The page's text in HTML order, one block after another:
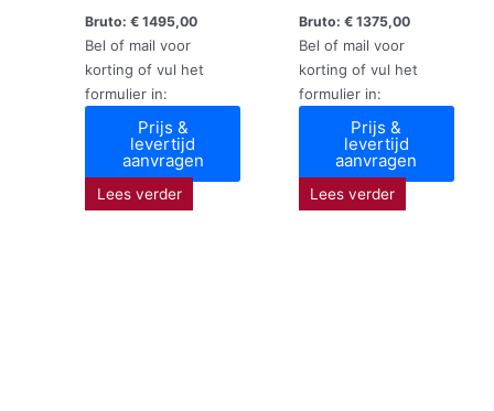
Bruto:€ 1495,00
Bel of mail voor
korting of vul het
formulier in:
Prijs &
levertijd
aanvragen
Lees verder
Bruto: €1375,00
Bel of mail voor
korting of vul het
formulier in:
Prijs &
levertijd
aanvragen
Lees verder